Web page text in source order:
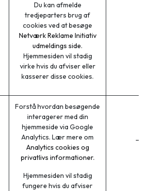
Du kan afmelde
tredjeparters brug af
cookies ved at besøge
Netværk Reklame Initiativ
udmeldings side.
Hjemmesiden vil stadig
virke hvis du afviser eller
kasserer disse cookies.
Forstå hvordan besøgende
interagerer med din
hjemmeside via Google
Analytics. Lær mere om
Analytics cookies og
privatlivs informationer.
Hjemmesiden vil stadig
fungere hvis du afviser